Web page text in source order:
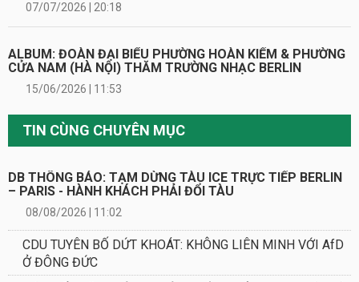
07/07/2026 | 20:18
ALBUM: ĐOÀN ĐẠI BIỂU PHƯỜNG HOÀN KIẾM & PHƯỜNG
CỬA NAM (HÀ NỘI) THĂM TRƯỜNG NHẠC BERLIN
15/06/2026 | 11:53
TIN CÙNG CHUYÊN MỤC
DB THÔNG BÁO: TẠM DỪNG TÀU ICE TRỰC TIẾP BERLIN
– PARIS - HÀNH KHÁCH PHẢI ĐỔI TÀU
08/08/2026 | 11:02
CDU TUYÊN BỐ DỨT KHOÁT: KHÔNG LIÊN MINH VỚI AfD
Ở ĐÔNG ĐỨC